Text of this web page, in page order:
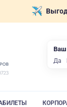
Ваш
Да